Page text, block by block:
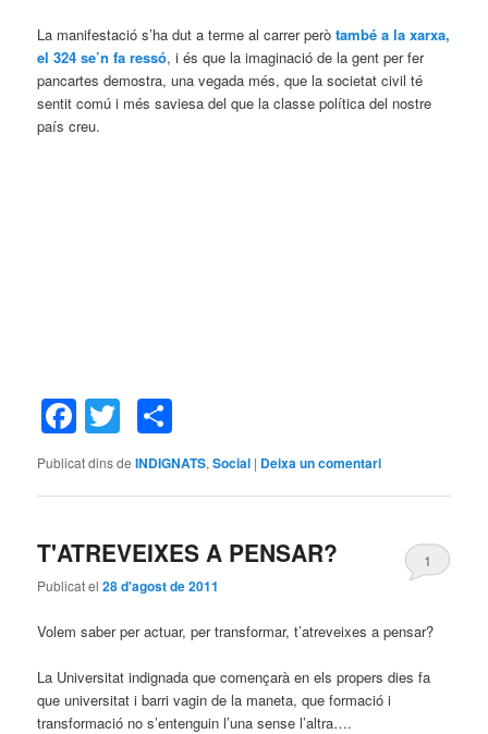
La manifestació s’ha dut a terme al carrer peròtambé a la xarxa,
el 324 se’n fa ressó, i és que la imaginació de la gent per fer
pancartes demostra, una vegada més, que la societat civil té
sentit comú i més saviesa del que la classe política del nostre
país creu.
Facebook
Twitter
Publicat dins de INDIGNATS,Social | Deixa un comentari
T'ATREVEIXES A PENSAR?
Publicat el28 d'agost de 2011
1
Volem saber per actuar, per transformar, t’atreveixes a pensar?
La Universitat indignada que començarà en els propers dies fa
que universitat i barri vagin de la maneta, que formació i
transformació no s’entenguin l’una sense l’altra….